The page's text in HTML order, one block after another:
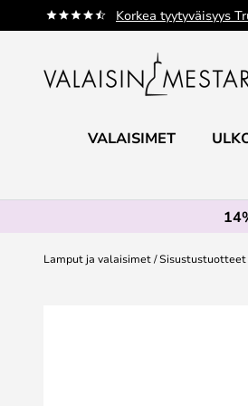
Korkea tyytyväisyys
Skip
to
VALAISIMET
Lamput ja valaisimet Sisustustuotteet